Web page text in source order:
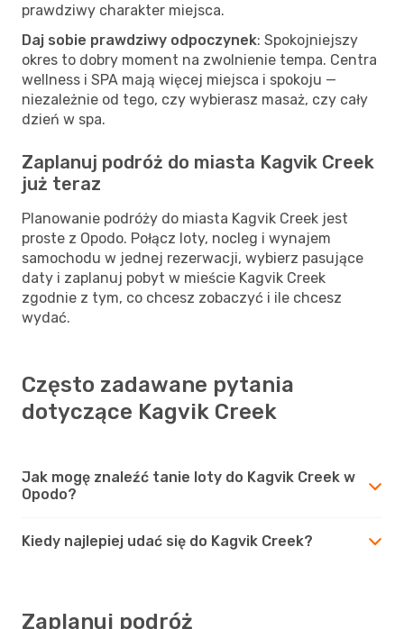
prawdziwy charakter miejsca.
Daj sobie prawdziwy odpoczynek: Spokojniejszy
okres to dobry moment na zwolnienie tempa. Centra
wellness i SPA mają więcej miejsca i spokoju —
niezależnie od tego, czy wybierasz masaż, czy cały
dzień w spa.
Zaplanuj podróż do miasta Kagvik Creek
już teraz
Planowanie podróży do miasta Kagvik Creek jest
proste z Opodo. Połącz loty, nocleg i wynajem
samochodu w jednej rezerwacji, wybierz pasujące
daty i zaplanuj pobyt w mieście Kagvik Creek
zgodnie z tym, co chcesz zobaczyć i ile chcesz
wydać.
Często zadawane pytania
dotyczące Kagvik Creek
Jak mogę znaleźć tanie loty do Kagvik Creek w
Opodo?
Kiedy najlepiej udać się do Kagvik Creek?
Zaplanuj podróż